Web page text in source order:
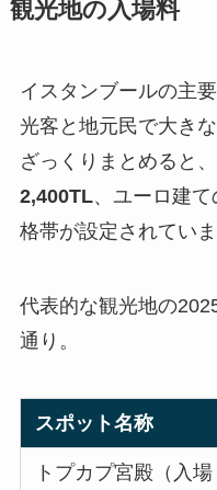
観光地の入場料
イスタンブールの主
光客と地元民で大き
ざっくりまとめると
2,400TL、ユーロ建て
格帯が設定されていま
代表的な観光地の
通り。
スポット名称
トプカプ宮殿（入場